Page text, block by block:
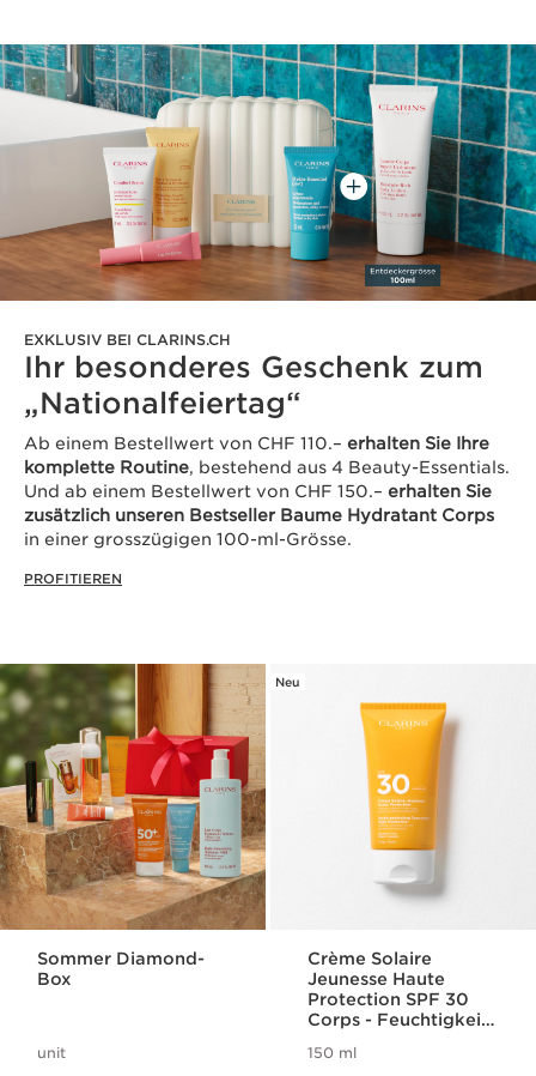
EXKLUSIV BEI CLARINS.CH
Ihr besonderes Geschenk zum
„Nationalfeiertag“
Ab einem Bestellwert von CHF 110.– erhalten Sie Ihre
komplette Routine, bestehend aus 4 Beauty-Essentials.
Und ab einem Bestellwert von CHF 150.– erhalten Sie
zusätzlich unseren Bestseller Baume Hydratant Corps
in einer grosszügigen 100-ml-Grösse.
PROFITIEREN
Sommer Diamond-
Box
unit
Neu
Crème Solaire
Jeunesse Haute
Protection SPF 30
Corps - Feuchtigkeit
Sonnenschutz-Creme
150 ml